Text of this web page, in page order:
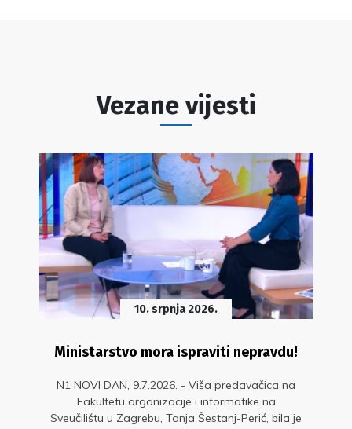
Vezane vijesti
10. srpnja 2026.
Ministarstvo mora ispraviti nepravdu!
N1 NOVI DAN, 9.7.2026. - Viša predavačica na
Fakultetu organizacije i informatike na
Sveučilištu u Zagrebu, Tanja Šestanj-Perić, bila je